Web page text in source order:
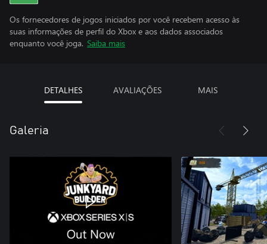
Os fornecedores de jogos iniciados por você recebem acesso às
suas informações de perfil do Xbox e aos dados associados
enquanto você joga. Saiba mais
DETALHES AVALIAÇÕES MAIS
Galeria